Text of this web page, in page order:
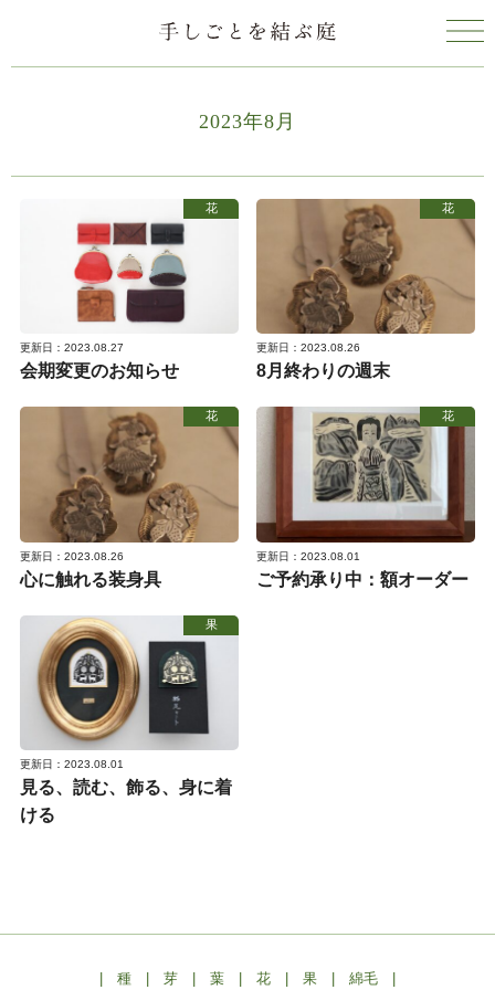
2023年8月
花
更新日：2023.08.27
会期変更のお知らせ
花
更新日：2023.08.26
8月終わりの週末
花
更新日：2023.08.26
心に触れる装身具
花
更新日：2023.08.01
ご予約承り中：額オーダー
果
更新日：2023.08.01
見る、読む、飾る、身に着
ける
種 芽 葉 花 果 綿毛